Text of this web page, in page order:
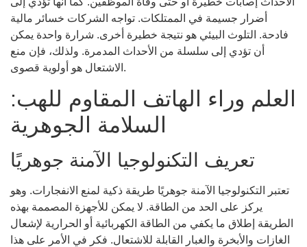
أضرار جسيمة في الممتلكات. تواجه الشركات خسائر مالية
فادحة. التلوث البيئي هو نتيجة خطيرة أخرى. شرارة واحدة يمكن
أن تؤدي إلى سلسلة من الأحداث المدمرة. ولذلك، فإن منع
الاشتعال هو أولوية قصوى.
العلم وراء الهاتف المقاوم للهب:
السلامة الجوهرية
تعريف التكنولوجيا الآمنة جوهريًا
تعتبر التكنولوجيا الآمنة جوهريًا طريقة ذكية لمنع الانفجارات. وهو
يركز على الحد من الطاقة. لا يمكن للأجهزة المصممة بهذه
الطريقة إطلاق ما يكفي من الطاقة الكهربائية أو الحرارية لإشعال
الغازات والأبخرة والغبار القابلة للاشتعال. فكر في الأمر على هذا